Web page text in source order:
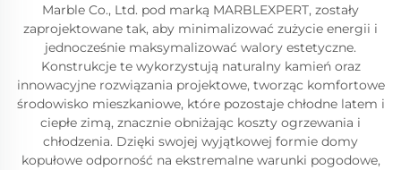
Marble Co., Ltd. pod marką MARBLEXPERT, zostały
zaprojektowane tak, aby minimalizować zużycie energii i
jednocześnie maksymalizować walory estetyczne.
Konstrukcje te wykorzystują naturalny kamień oraz
innowacyjne rozwiązania projektowe, tworząc komfortowe
środowisko mieszkaniowe, które pozostaje chłodne latem i
ciepłe zimą, znacznie obniżając koszty ogrzewania i
chłodzenia. Dzięki swojej wyjątkowej formie domy
kopułowe odporność na ekstremalne warunki pogodowe,